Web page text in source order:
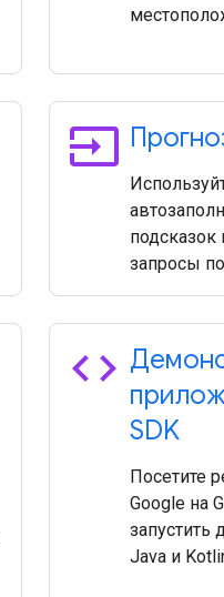
input
запросы
code
SDK
Посетите
Google на
запустить
Java и